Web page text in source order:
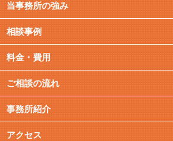
当事務所の強み
相談事例
料金・費用
ご相談の流れ
事務所紹介
アクセス